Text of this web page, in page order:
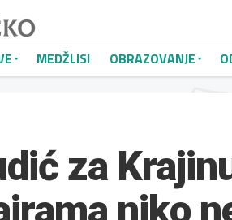
MEDŽLISI OBRAZOVANJE
za
niko